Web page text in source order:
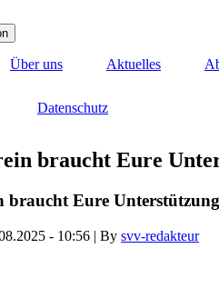
Über uns Aktuelles
Datenschutz
braucht Eure
braucht Eure
- 10:56 | By svv-redakteur